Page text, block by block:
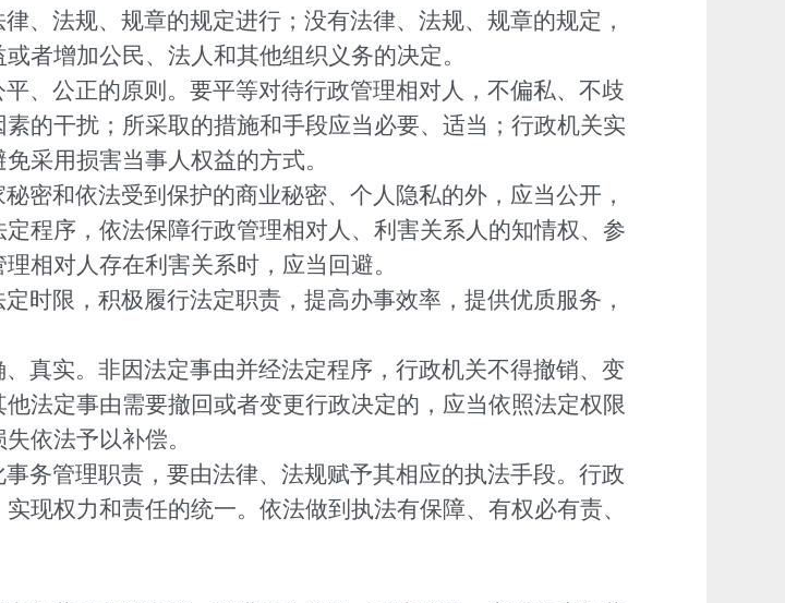
法规、规章的规定进行；没有法律、法规、规章的规定，
者增加公民、法人和其他组织义务的决定。
、公正的原则。要平等对待行政管理相对人，不偏私、不歧
的干扰；所采取的措施和手段应当必要、适当；行政机关实
采用损害当事人权益的方式。
和依法受到保护的商业秘密、个人隐私的外，应当公开，
程序，依法保障行政管理相对人、利害关系人的知情权、参
相对人存在利害关系时，应当回避。
限，积极履行法定职责，提高办事效率，提供优质服务，
真实。非因法定事由并经法定程序，行政机关不得撤销、变
法定事由需要撤回或者变更行政决定的，应当依照法定权限
依法予以补偿。
务管理职责，要由法律、法规赋予其相应的执法手段。行政
现权力和责任的统一。依法做到执法有保障、有权必有责、